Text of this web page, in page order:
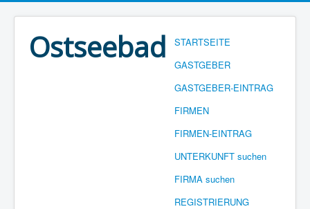
STARTSEITE
GASTGEBER
GASTGEBER-EINTRAG
FIRMEN
FIRMEN-EINTRAG
UNTERKUNFT suchen
FIRMA suchen
REGISTRIERUNG
Ostseebad